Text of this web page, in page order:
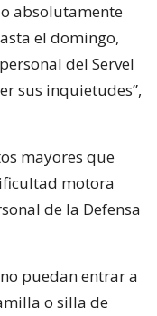
absolutamente
el domingo,
del Servel
sus inquietudes”,
mayores que
motora
de la Defensa
puedan entrar a
o silla de